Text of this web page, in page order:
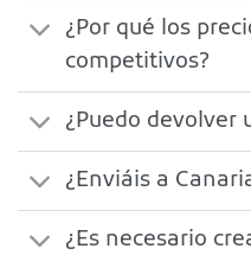
¿Por qué los
competitivos?
¿Puedo devolver
¿Enviáis a
¿Es necesario